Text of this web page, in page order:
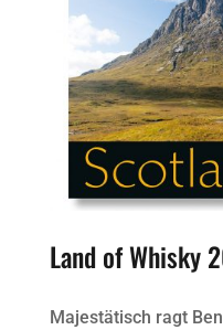
Land of Whisky
Majestätisch ragt